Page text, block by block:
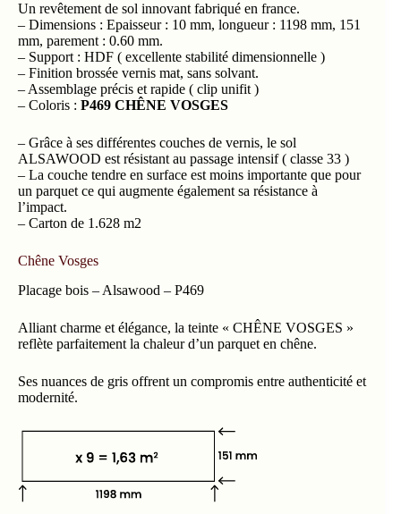
Un revêtement de sol innovant fabriqué en france.
– Dimensions : Epaisseur : 10 mm, longueur : 1198 mm, 151
mm, parement : 0.60 mm.
– Support : HDF ( excellente stabilité dimensionnelle )
– Finition brossée vernis mat, sans solvant.
– Assemblage précis et rapide ( clip unifit )
– Coloris : P469 CHÊNE VOSGES
– Grâce à ses différentes couches de vernis, le sol
ALSAWOOD est résistant au passage intensif ( classe 33 )
– La couche tendre en surface est moins importante que pour
un parquet ce qui augmente également sa résistance à
l’impact.
– Carton de 1.628 m2
Chêne Vosges
Placage bois – Alsawood – P469
Alliant charme et élégance, la teinte « CHÊNE VOSGES »
reflète parfaitement la chaleur d’un parquet en chêne.
Ses nuances de gris offrent un compromis entre authenticité et
modernité.